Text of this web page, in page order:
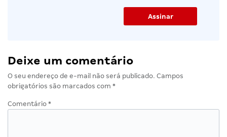
Deixe um comentário
O seu endereço de e-mail não será publicado. Campos
obrigatórios são marcados com *
Comentário *